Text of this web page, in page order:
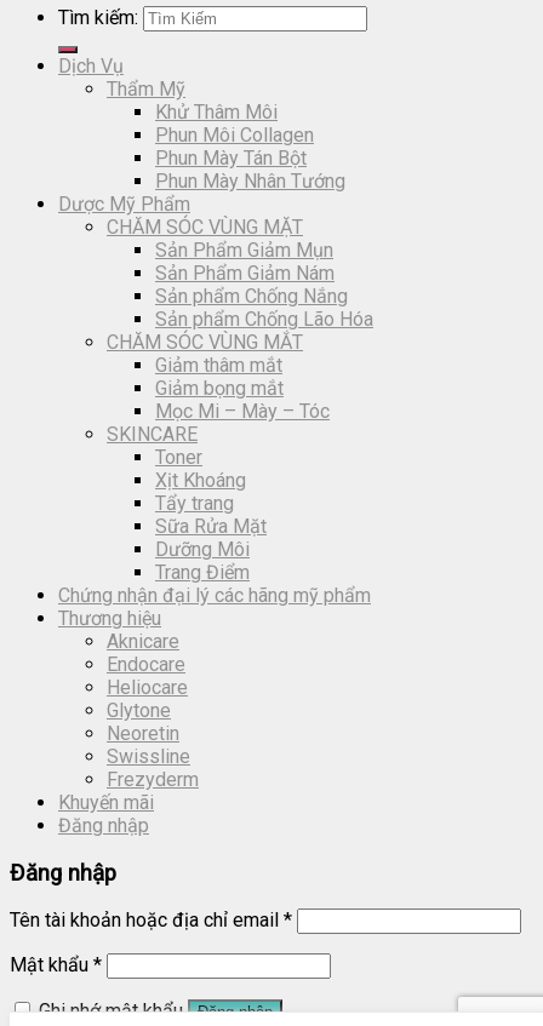
Tìm kiếm:
Dịch Vụ
Thẩm Mỹ
Khử Thâm Môi
Phun Môi Collagen
Phun Mày Tán Bột
Phun Mày Nhân Tướng
Dược Mỹ Phẩm
CHĂM SÓC VÙNG MẶT
Sản Phẩm Giảm Mụn
Sản Phẩm Giảm Nám
Sản phẩm Chống Nắng
Sản phẩm Chống Lão Hóa
CHĂM SÓC VÙNG MẮT
Giảm thâm mắt
Giảm bọng mắt
Mọc Mi – Mày – Tóc
SKINCARE
Toner
Xịt Khoáng
Tẩy trang
Sữa Rửa Mặt
Dưỡng Môi
Trang Điểm
Chứng nhận đại lý các hãng mỹ phẩm
Thương hiệu
Aknicare
Endocare
Heliocare
Glytone
Neoretin
Swissline
Frezyderm
Khuyến mãi
Đăng nhập
Đăng nhập
Tên tài khoản hoặc địa chỉ email *
Mật khẩu *
Ghi nhớ mật khẩu
Đăng nhập